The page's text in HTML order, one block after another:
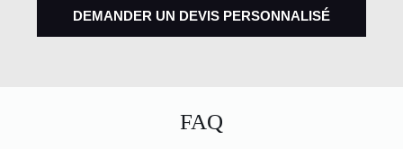
DEMANDER UN DEVIS PERSONNALISÉ
FAQ